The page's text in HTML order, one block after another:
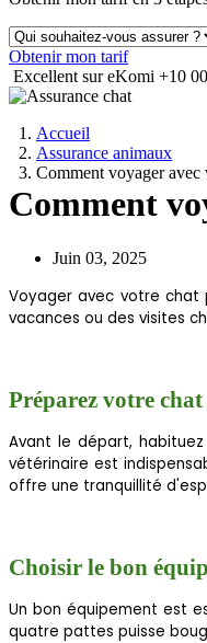
Obtenir mon tarif
Excellent sur eKomi +10
Accueil
Assurance animaux
Comment voyager avec
Comment
Juin 03, 2025
Voyager avec votre chat
vacances ou des visites
Préparez votre
Avant le départ,
vétérinaire est
offre une tranquillité
Choisir le bon
Un bon équipement est
quatre pattes puisse